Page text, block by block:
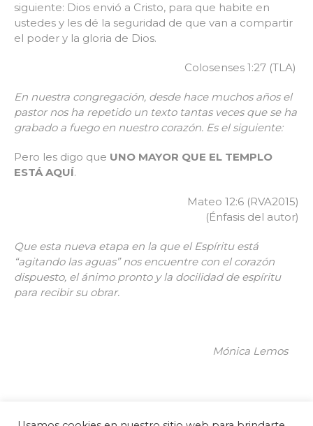
siguiente: Dios envió a Cristo, para que habite en
ustedes y les dé la seguridad de que van a compartir
el poder y la gloria de Dios.
Colosenses 1:27 (TLA)
En nuestra congregación, desde hace muchos años el
pastor nos ha repetido un texto tantas veces que se ha
grabado a fuego en nuestro corazón. Es el siguiente:
Pero les digo que UNO MAYOR QUE EL TEMPLO
ESTÁ AQUÍ.
Mateo 12:6 (RVA2015)
(Énfasis del autor)
Que esta nueva etapa en la que el Espíritu está
“agitando las aguas” nos encuentre con el corazón
dispuesto, el ánimo pronto y la docilidad de espíritu
para recibir su obrar.
Mónica Lemos